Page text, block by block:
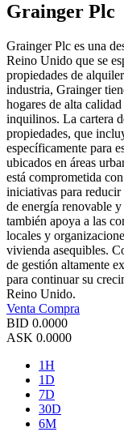
Grainger Plc
Grainger Plc es una
Reino Unido que se
propiedades de
industria, Grainger
hogares de alta
inquilinos. La cartera
propiedades, que
específicamente para
ubicados en áreas
está comprometida
iniciativas para
de energía renovable
también apoya a las
locales y
vivienda asequibles.
de gestión altamente
para continuar su
Reino Unido.
Venta Compra
BID 0.0000
ASK 0.0000
1H
1D
7D
30D
6M